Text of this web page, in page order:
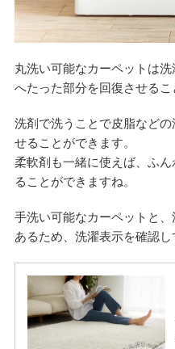
丸洗い可能なカーペットは
へたった部分を回復させるこ
洗剤で洗うことで皮脂など
せることができます。
柔軟剤も一緒に使えば、ふ
ることができますね。
手洗い可能なカーペットと
あるため、洗濯表示を確認し